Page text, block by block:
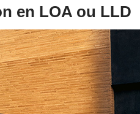
en LOA ou LLD